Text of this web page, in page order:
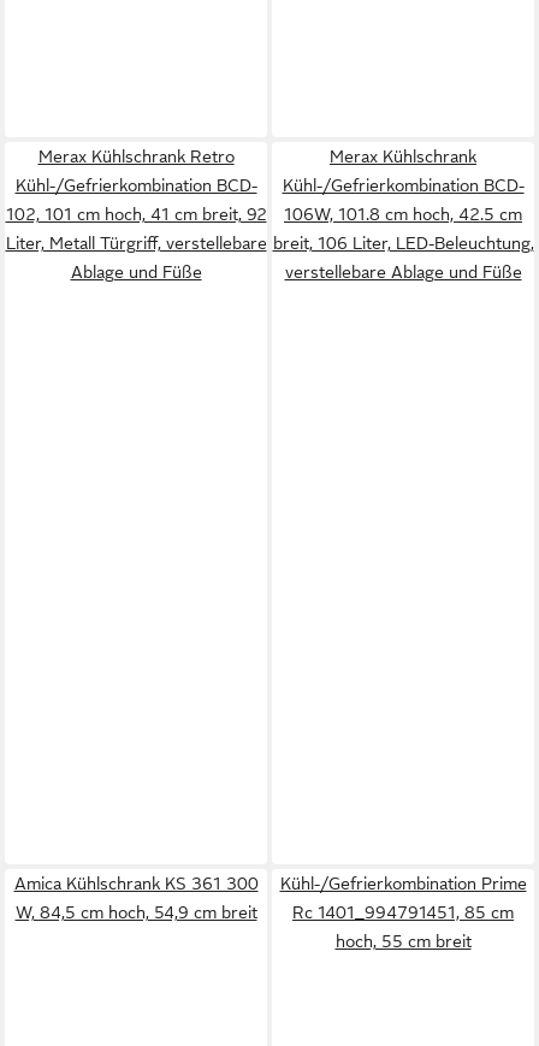
Merax Kühlschrank Retro
Kühl-/Gefrierkombination BCD-
102, 101 cm hoch, 41 cm breit, 92
Liter, Metall Türgriff, verstellebare
Ablage und Füße
Merax Kühlschrank
Kühl-/Gefrierkombination BCD-
106W, 101.8 cm hoch, 42.5 cm
breit, 106 Liter, LED-Beleuchtung,
verstellebare Ablage und Füße
Amica Kühlschrank KS 361 300
W, 84,5 cm hoch, 54,9 cm breit
Kühl-/Gefrierkombination Prime
Rc 1401_994791451, 85 cm
hoch, 55 cm breit